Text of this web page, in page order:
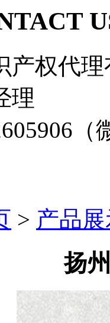
产权代
理
（
> 产品
扬